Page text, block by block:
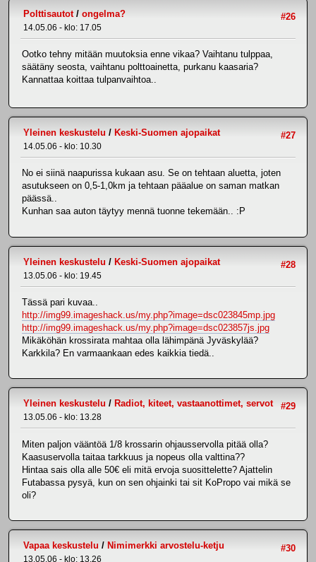
#26
Polttisautot/ ongelma?
14.05.06 - klo: 17.05
Ootko tehny mitään muutoksia enne vikaa? Vaihtanu tulppaa,
säätäny seosta, vaihtanu polttoainetta, purkanu kaasaria?
Kannattaa koittaa tulpanvaihtoa..
#27
Yleinen keskustelu / Keski-Suomen ajopaikat
14.05.06 - klo: 10.30
No ei siinä naapurissa kukaan asu. Se on tehtaan aluetta, joten
asutukseen on 0,5-1,0km ja tehtaan pääalue on saman matkan
päässä..
Kunhan saa auton täytyy mennä tuonne tekemään.. :P
#28
Yleinen keskustelu / Keski-Suomen ajopaikat
13.05.06 - klo: 19.45
Tässä pari kuvaa..
http://img99.imageshack.us/my.php?image=dsc023845mp.jpg
http://img99.imageshack.us/my.php?image=dsc023857js.jpg
Mikäköhän krossirata mahtaa olla lähimpänä Jyväskylää?
Karkkila? En varmaankaan edes kaikkia tiedä..
#29
Yleinen keskustelu / Radiot, kiteet, vastaanottimet, servot
13.05.06 - klo: 13.28
Miten paljon vääntöä 1/8 krossarin ohjausservolla pitää olla?
Kaasuservolla taitaa tarkkuus ja nopeus olla valttina??
Hintaa sais olla alle 50€ eli mitä ervoja suosittelette? Ajattelin
Futabassa pysyä, kun on sen ohjainki tai sit KoPropo vai mikä se
oli?
#30
Vapaa keskustelu / Nimimerkki arvostelu-ketju
13.05.06 - klo: 13.26